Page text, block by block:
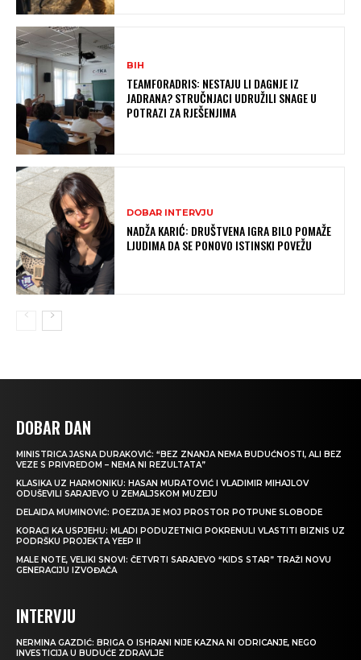
BIH
TEAMFORADRIS: NESTAJU LI DAGNJE IZ
JADRANA? STRUČNJACI UDRUŽILI SNAGE U
POTRAZI ZA RJEŠENJIMA
DOBAR INTERVJU
NADŽA KARIĆ: DRUŠTVENA IGRA BILO POMAŽE
LJUDIMA DA SE PONOVO ISTINSKI POVEŽU
DOBAR DAN
MINISTRICA JASNA DURAKOVIĆ: “BEZ ZNANJA NEMA BUDUĆNOSTI, ALI BEZ
VEZE S PRIVREDOM – NEMA NI REZULTATA”
KLASIKA UZ HARMONIKU: HASAN MURATOVIĆ I VLADIMIR MIHAJLOV
ODUŠEVILI SARAJEVO U ZEMALJSKOM MUZEJU
DELAIDA MUMINOVIĆ: POEZIJA JE MOJ PROSTOR POTPUNE SLOBODE
KORACI KA USPJEHU: MLADI PODUZETNICI POKRENULI VLASTITI BIZNIS UZ
PODRŠKU PROJEKTA YEEP II
MALE NOTE, VELIKI SNOVI: ČETVRTI SARAJEVO “KIDS STAR” TRAŽI NOVU
GENERACIJU IZVOĐAČA
INTERVJU
NERMINA GAZDIĆ: BRIGA O ISHRANI NIJE KAZNA NI ODRICANJE, NEGO
INVESTICIJA U BUDUĆE ZDRAVLJE